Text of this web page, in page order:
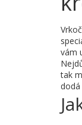
vám
tak
dodá